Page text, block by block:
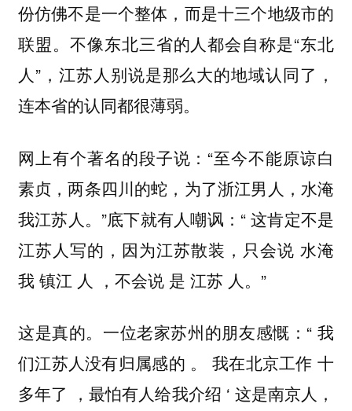
份仿佛不是一个整体，而是十三个地级市的
联盟。不像东北三省的人都会自称是“东北
人”，江苏人别说是那么大的地域认同了，
连本省的认同都很薄弱。
网上有个著名的段子说：“至今不能原谅白
素贞，两条四川的蛇，为了浙江男人，水淹
我江苏人。”底下就有人嘲讽：“ 这肯定不是
江苏人写的，因为江苏散装，只会说 水淹
我 镇江 人 ，不会说 是 江苏 人。”
这是真的。一位老家苏州的朋友感慨：“ 我
们江苏人没有归属感的 。 我在北京工作 十
多年了 ，最怕有人给我介绍 ‘ 这是南京人，